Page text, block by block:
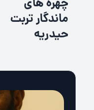
چهره های
ماندگار تربت
حیدریه